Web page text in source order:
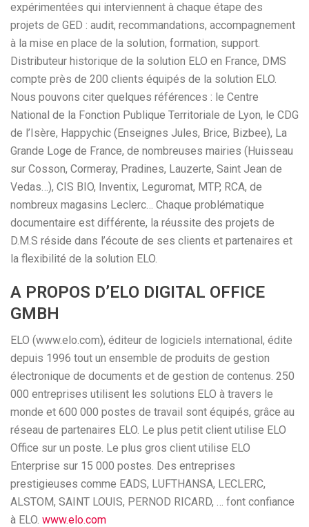
expérimentées qui interviennent à chaque étape des
projets de GED : audit, recommandations, accompagnement
à la mise en place de la solution, formation, support.
Distributeur historique de la solution ELO en France, DMS
compte près de 200 clients équipés de la solution ELO.
Nous pouvons citer quelques références : le Centre
National de la Fonction Publique Territoriale de Lyon, le CDG
de l’Isère, Happychic (Enseignes Jules, Brice, Bizbee), La
Grande Loge de France, de nombreuses mairies (Huisseau
sur Cosson, Cormeray, Pradines, Lauzerte, Saint Jean de
Vedas…), CIS BIO, Inventix, Leguromat, MTP, RCA, de
nombreux magasins Leclerc… Chaque problématique
documentaire est différente, la réussite des projets de
D.M.S réside dans l’écoute de ses clients et partenaires et
la flexibilité de la solution ELO.
A PROPOS D’ELO DIGITAL OFFICE
GMBH
ELO (www.elo.com), éditeur de logiciels international, édite
depuis 1996 tout un ensemble de produits de gestion
électronique de documents et de gestion de contenus. 250
000 entreprises utilisent les solutions ELO à travers le
monde et 600 000 postes de travail sont équipés, grâce au
réseau de partenaires ELO. Le plus petit client utilise ELO
Office sur un poste. Le plus gros client utilise ELO
Enterprise sur 15 000 postes. Des entreprises
prestigieuses comme EADS, LUFTHANSA, LECLERC,
ALSTOM, SAINT LOUIS, PERNOD RICARD, … font confiance
à ELO. www.elo.com